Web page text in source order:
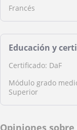
Francés
Educación y
Certificado: DaF
Módulo grado
Superior
Opiniones sobre